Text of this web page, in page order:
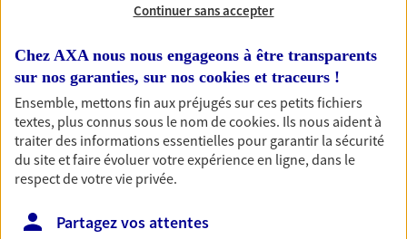
Nos offres phares
Épargne
Réalisez vos projets grâce à votre épargne : achat
immobilier, études des enfants ou voyage autour
simplement, selon votre profil.
Continuer sans accepter
Chez AXA nous nous engageons à être transparents
sur nos garanties, sur nos cookies et traceurs !
Ensemble, mettons fin aux préjugés sur ces petits fichiers
textes, plus connus sous le nom decookies. Ils nous aident à
traiter des informations essentielles pour garantir la sécurité
du site et faire évoluer votre expérience en ligne, dans le
respect de votre vie privée.
Partagez vos attentes